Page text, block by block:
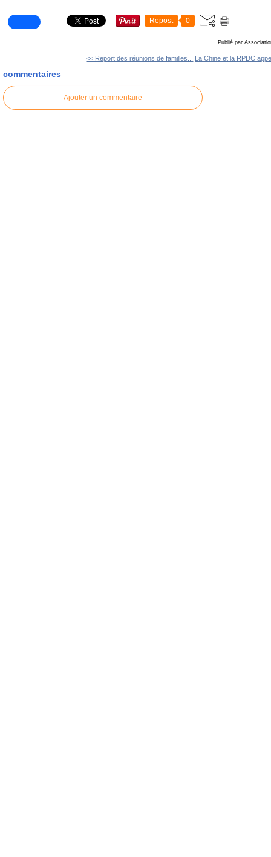
Repost 0
Publié par
<< Report des réunions de familles... La Chine et la RPDC
commentaires
Ajouter un commentaire